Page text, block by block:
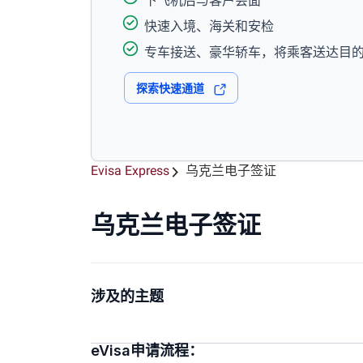
快速入境、海关和安检
专车接送、豪华轿车，将乘客送达目
探索快速通道
Evisa Express 乌克兰电子签证
乌克兰电子签证
涉及的主题
eVisa申请流程：